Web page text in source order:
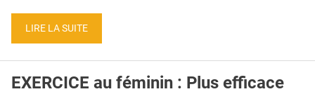
CONTACT
LIRE LA SUITE
EXERCICE au féminin : Plus efficace